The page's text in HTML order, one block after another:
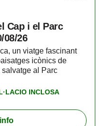
Cap i el Parc
08/26
un viatge fascinant
icònics de
al Parc
INCLOSA